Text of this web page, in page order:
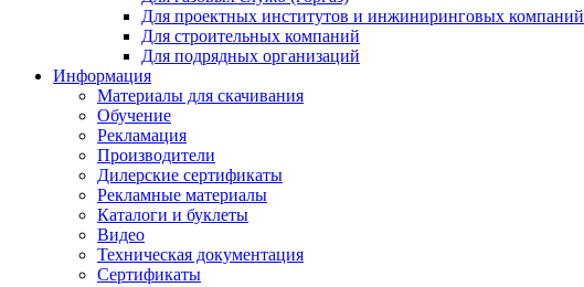
Для проектных институтов и инжиниринговых компаний
Для строительных компаний
Для подрядных организаций
Информация
Материалы для скачивания
Обучение
Рекламация
Производители
Дилерские сертификаты
Рекламные материалы
Каталоги и буклеты
Видео
Техническая документация
Сертификаты